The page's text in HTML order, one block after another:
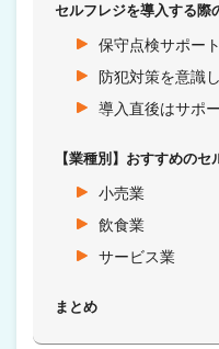
セルフレジを導入する際
保守点検サポー
防犯対策を意識
導入直後はサポ
【業種別】おすすめの
小売業
飲食業
サービス業
まとめ